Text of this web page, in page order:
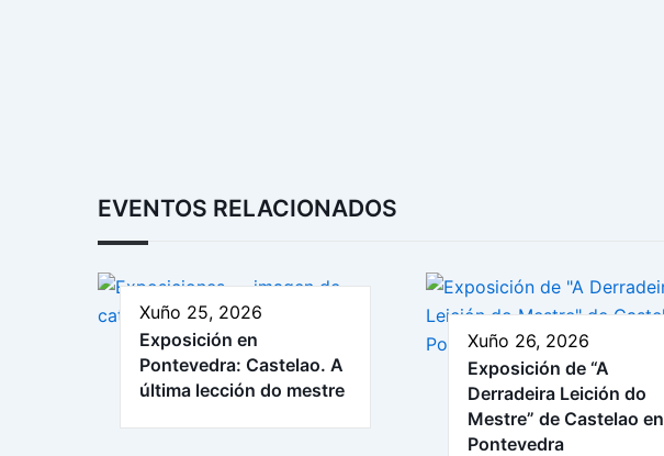
EVENTOS RELACIONADOS
Xuño 25, 2026
Exposición en
Pontevedra: Castelao. A
última lección do mestre
Xuño 26, 2026
Exposición de “A
Derradeira Leición do
Mestre” de Castelao en
Pontevedra